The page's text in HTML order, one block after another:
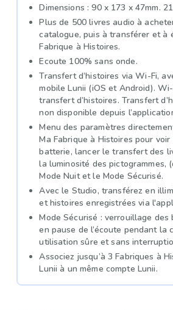
Dimensions : 90 x 173 x 47mm.
Plus de 500 livres audio à
catalogue, puis à transférer et à
Fabrique à Histoires.
Ecoute 100% sans onde.
Transfert d’histoires via Wi-Fi,
mobile Lunii (iOS et Android).
transfert d’histoires. Transfert
non disponible depuis
Menu des paramètres
Ma Fabrique à Histoires pour voir
batterie, lancer le transfert des
la luminosité des pictogrammes,
Mode Nuit et le Mode Sécurisé.
Avec le Studio, transférez en
et histoires enregistrées via
Mode Sécurisé : verrouillage des
en pause de l’écoute pendant la
utilisation sûre et sans
Associez jusqu’à 3 Fabriques à
Lunii à un même compte Lunii.